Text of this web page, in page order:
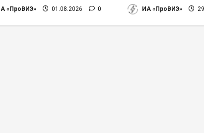
«ПроВИЭ» 01.08.2026 0 ИА «ПроВИЭ»